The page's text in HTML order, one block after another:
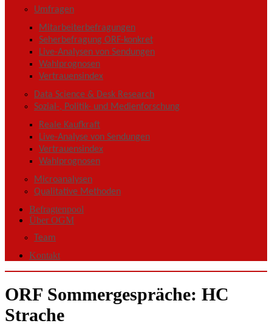
Umfragen
Mitarbeiterbefragungen
Seherbefragung ORF-konkret
Live-Analysen von Sendungen
Wahlprognosen
Vertrauensindex
Data Science & Desk Research
Sozial-, Politik- und Medienforschung
Reale Kaufkraft
Live-Analyse von Sendungen
Vertrauensindex
Wahlprognosen
Microanalysen
Qualitative Methoden
Befragtenpool
Über OGM
Team
Kontakt
ORF Sommergespräche: HC
Strache